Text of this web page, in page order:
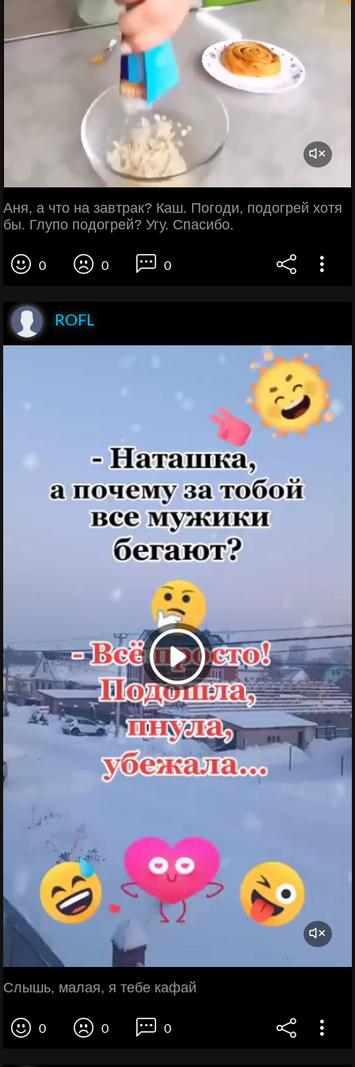
Аня, а что на завтрак? Каш. Погоди, подогрей хотя
бы. Глупо подогрей? Угу. Спасибо.
0 0 0
ROFL
Слышь, малая, я тебе кафай
0 0 0